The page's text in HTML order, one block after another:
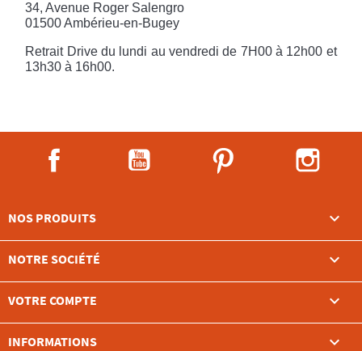
34, Avenue Roger Salengro
01500 Ambérieu-en-Bugey
Retrait Drive du lundi au vendredi de 7H00 à 12h00 et
13h30 à 16h00.
NOS PRODUITS 
NOTRE SOCIÉTÉ 
VOTRE COMPTE 
INFORMATIONS keyboard_arrow_down